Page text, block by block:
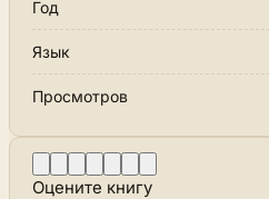
Год
Язык
Просмотров
Оцените книгу